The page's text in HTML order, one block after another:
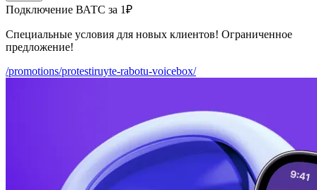
Подключение ВАТС за 1₽
Специальные условия для новых клиентов! Ограниченное
предложение!
/promotions/protestiruyte-rabotu-voicebox/